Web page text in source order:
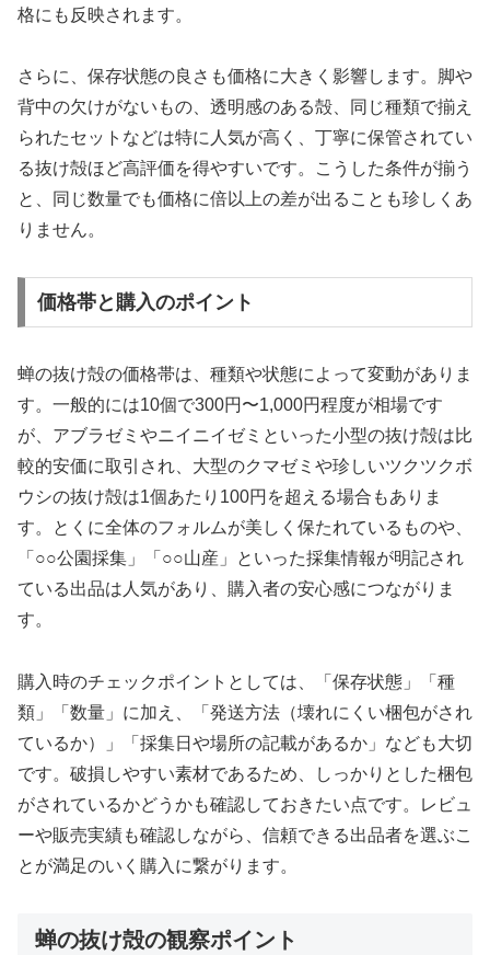
格にも反映されます。
さらに、保存状態の良さも価格に大きく影響します。脚や
背中の欠けがないもの、透明感のある殻、同じ種類で揃え
られたセットなどは特に人気が高く、丁寧に保管されてい
る抜け殻ほど高評価を得やすいです。こうした条件が揃う
と、同じ数量でも価格に倍以上の差が出ることも珍しくあ
りません。
価格帯と購入のポイント
蝉の抜け殻の価格帯は、種類や状態によって変動がありま
す。一般的には10個で300円〜1,000円程度が相場です
が、アブラゼミやニイニイゼミといった小型の抜け殻は比
較的安価に取引され、大型のクマゼミや珍しいツクツクボ
ウシの抜け殻は1個あたり100円を超える場合もありま
す。とくに全体のフォルムが美しく保たれているものや、
「○○公園採集」「○○山産」といった採集情報が明記され
ている出品は人気があり、購入者の安心感につながりま
す。
購入時のチェックポイントとしては、「保存状態」「種
類」「数量」に加え、「発送方法（壊れにくい梱包がされ
ているか）」「採集日や場所の記載があるか」なども大切
です。破損しやすい素材であるため、しっかりとした梱包
がされているかどうかも確認しておきたい点です。レビュ
ーや販売実績も確認しながら、信頼できる出品者を選ぶこ
とが満足のいく購入に繋がります。
蝉の抜け殻の観察ポイント